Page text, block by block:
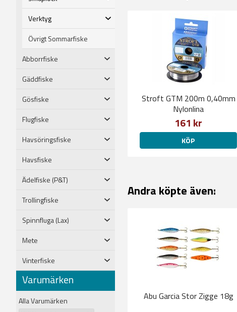
Verktyg
Övrigt Sommarfiske
Abborrfiske
Gäddfiske
Gösfiske
Flugfiske
Havsöringsfiske
Havsfiske
Ädelfiske (P&T)
Trollingfiske
Spinnfluga (Lax)
Mete
Vinterfiske
Varumärken
Alla Varumärken
Stroft GTM 200m 0,40mm
Nylonlina
161 kr
KÖP
Andra köpte även:
Abu Garcia Stor Zigge 18g